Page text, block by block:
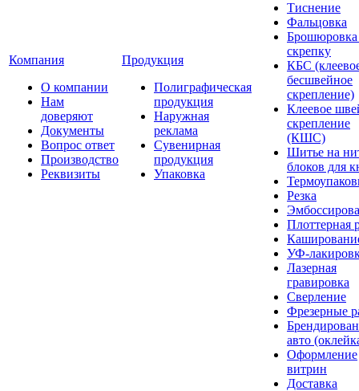
Компания
О компании
Нам
доверяют
Документы
Вопрос ответ
Производство
Реквизиты
Продукция
Полиграфическая
продукция
Наружная
реклама
Сувенирная
продукция
Упаковка
Тиснение
Фальцовка
Брошюровка
скрепку
КБС
бесшвейное
скрепление)
Клеевое
скрепление
(КШС)
Шитье на
блоков для
Резка
Плоттерная
УФ-
Лазерная
гравировка
Сверление
Фрезерные
авто
Оформление
витрин
Доставка